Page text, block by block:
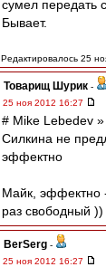
сумел передать
Бывает.
Редактировалось 25
Товарищ Шурик -
25 ноя 2012 16:27
# Mike Lebedev
Силкина не
эффектно
Майк, эффектно
раз свободный ))
BerSerg -
25 ноя 2012 16:27